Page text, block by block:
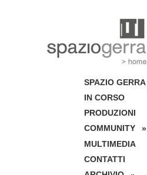
SPAZIO GERRA
IN CORSO
PRODUZIONI
COMMUNITY
»
MULTIMEDIA
CONTATTI